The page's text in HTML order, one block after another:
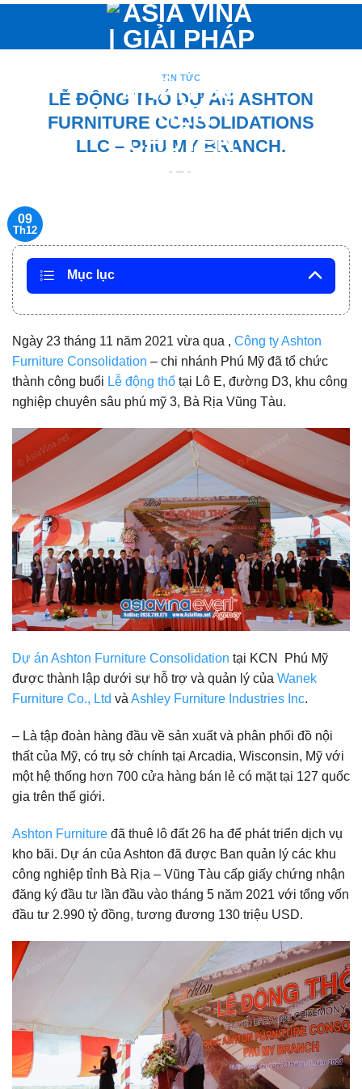
nội
TIN TỨC
LỄ ĐỘNG THỔ DỰ ÁN ASHTON
FURNITURE CONSOLIDATIONS
LLC – PHU MY BRANCH.
09
Th12
Mục lục
Ngày 23 tháng 11 năm 2021 vừa qua , Công ty Ashton
Furniture Consolidation – chi nhánh Phú Mỹ đã tổ chức
thành công buổi Lễ động thổ tại Lô E, đường D3, khu công
nghiệp chuyên sâu phú mỹ 3, Bà Rịa Vũng Tàu.
Dự án Ashton Furniture Consolidation tại KCN Phú Mỹ
được thành lập dưới sự hỗ trợ và quản lý của Wanek
Furniture Co., Ltd và Ashley Furniture Industries Inc.
– Là tập đoàn hàng đầu về sản xuất và phân phối đồ nội
thất của Mỹ, có trụ sở chính tại Arcadia, Wisconsin, Mỹ với
một hệ thống hơn 700 cửa hàng bán lẻ có mặt tại 127 quốc
gia trên thế giới.
Ashton Furniture đã thuê lô đất 26 ha để phát triển dịch vụ
kho bãi. Dự án của Ashton đã được Ban quản lý các khu
công nghiệp tỉnh Bà Rịa – Vũng Tàu cấp giấy chứng nhận
đăng ký đầu tư lần đầu vào tháng 5 năm 2021 với tổng vốn
đầu tư 2.990 tỷ đồng, tương đương 130 triệu USD.